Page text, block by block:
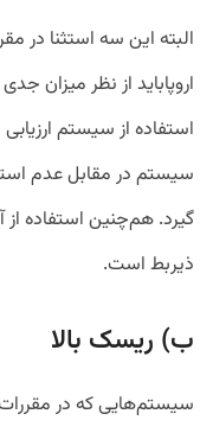
البته این سه استثنا در
اروپاباید از نظر میزان
استفاده از سیستم
سیستم در مقابل عدم
گیرد. هم‌چنین استفاده از
ذیربط است.
ب) ریسک بالا
سیستم‌هایی که در